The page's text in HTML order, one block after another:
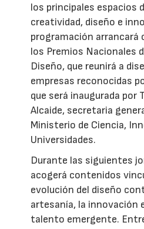
los principales espacios
creatividad, diseño e
programación arrancará
los Premios Nacionales
Diseño, que reunirá a
empresas reconocidas
que será inaugurada por
Alcaide, secretaria
Ministerio de Ciencia,
Universidades.
Durante las siguientes
acogerá contenidos
evolución del diseño
artesanía, la innovación
talento emergente.